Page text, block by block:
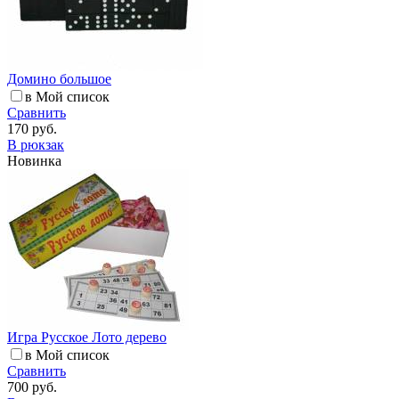
Домино большое
в Мой список
Сравнить
170 руб.
В рюкзак
Новинка
Игра Русское Лото дерево
в Мой список
Сравнить
700 руб.